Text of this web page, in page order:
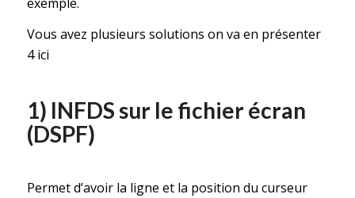
Vous avez plusieurs solutions on va en présenter
4 ici
1) INFDS sur le fichier écran
(DSPF)
Permet d’avoir la ligne et la position du curseur